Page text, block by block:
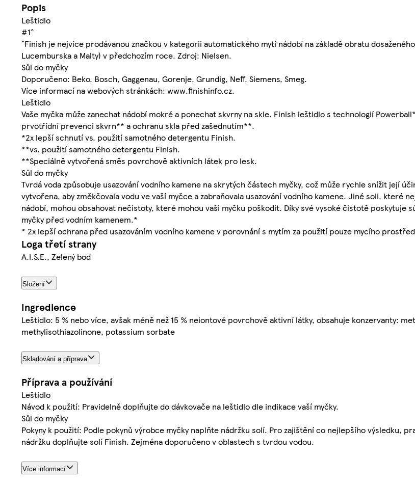
Popis
Leštidlo
#1ˆ
ˆFinish je nejvíce prodávanou značkou v kategorii automatického mytí nádobí na základě obratu
Lucemburska a Malty) v předchozím roce. Zdroj: Nielsen.
Sůl do myčky
Doporučeno: Beko, Bosch, Gaggenau, Gorenje, Grundig, Neff, Siemens, Smeg.
Více informací na webových stránkách: www.finishinfo.cz.
Leštidlo
Vaše myčka může zanechat nádobí mokré a ponechat skvrny na skle. Finish leštidlo s technologií
prvotřídní prevenci skvrn** a ochranu skla před zašednutím**.
*2x lepší schnutí vs. použití samotného detergentu Finish.
**vs. použití samotného detergentu Finish.
**Speciálně vytvořená směs povrchově aktivních látek pro lesk.
Sůl do myčky
Tvrdá voda způsobuje usazování vodního kamene na skrytých částech myčky, což může rychle snížit její
vytvořena, aby změkčovala vodu ve vaší myčce a zabraňovala usazování vodního kamene. Jiné soli, které
nádobí, mohou obsahovat nečistoty, které mohou vaši myčku poškodit. Díky své vysoké čistotě poskytuje
myčky před vodním kamenem.*
* 2x lepší ochrana před usazováním vodního kamene v porovnání s mytím za použití pouze mycího
Loga třetí strany
A.I.S.E., Zelený bod
Složení
Ingredience
Leštidlo: 5 % nebo více, avšak méně než 15 % neiontové povrchově aktivní látky, obsahuje konzervanty:
methylisothiazolinone, potassium sorbate
Skladování a příprava
Příprava a používání
Leštidlo
Návod k použití: Pravidelně doplňujte do dávkovače na leštidlo dle indikace vaší myčky.
Sůl do myčky
Pokyny k použití: Podle pokynů výrobce myčky naplňte nádržku solí. Pro zajištění co nejlepšího výsledku,
nádržku doplňujte solí Finish. Zejména doporučeno v oblastech s tvrdou vodou.
Více informací